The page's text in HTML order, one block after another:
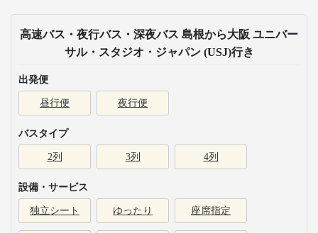
高速バス・夜行バス・深夜バス 島根から大阪 ユニバー
サル・スタジオ・ジャパン (USJ)行き
出発便
昼行便 夜行便
バスタイプ
2列 3列 4列
設備・サービス
独立シート ゆったり 座席指定